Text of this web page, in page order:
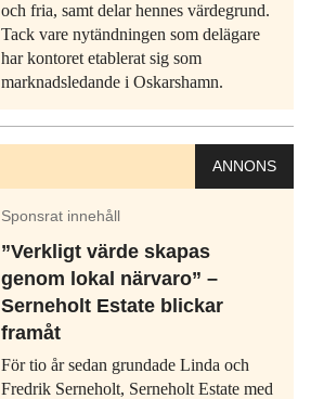
och fria, samt delar hennes värdegrund.
Tack vare nytändningen som delägare
har kontoret etablerat sig som
marknadsledande i Oskarshamn.
ANNONS
Sponsrat innehåll
”Verkligt värde skapas
genom lokal närvaro” –
Serneholt Estate blickar
framåt
För tio år sedan grundade Linda och
Fredrik Serneholt, Serneholt Estate med